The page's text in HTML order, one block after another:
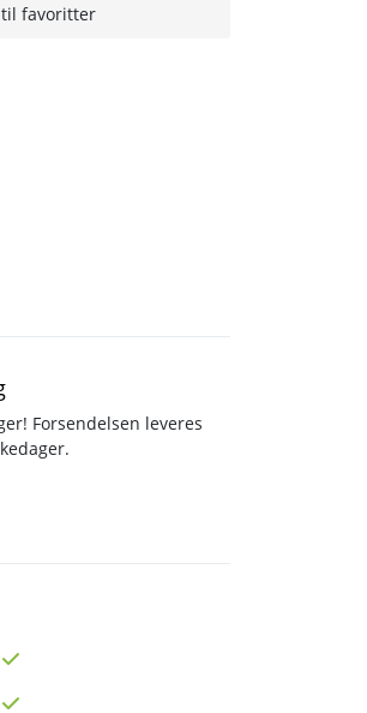
til favoritter
Forsendelsen leveres